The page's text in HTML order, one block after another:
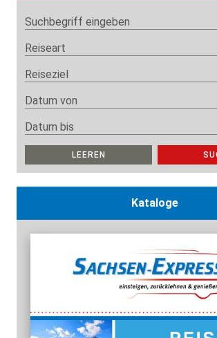
Suchbegriff eingeben
Reiseart
Reiseziel
Datum von
Datum bis
LEEREN
Kataloge